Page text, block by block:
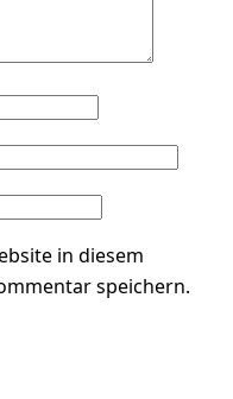
in diesem
speichern.